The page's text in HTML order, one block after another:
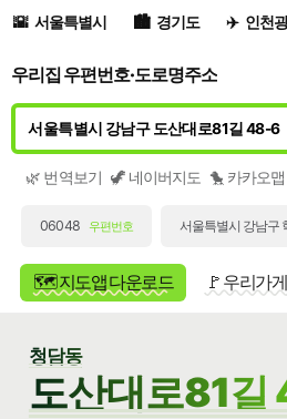
서울특별시 경기도 인천
우리집 우편번호·도로명주소
🌿 번역보기 🦖 네이버지도 🐤 카카오맵
06048 우편번호 서울특별시 강남구
🗺️ 지도앱 다운로드 🚩 우리가
청담동
도산대로81